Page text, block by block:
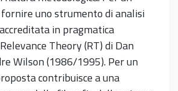
fornire uno strumento di analisi
in pragmatica
Theory (RT) di Dan
Wilson (1986/1995). Per un
contribuisce a una